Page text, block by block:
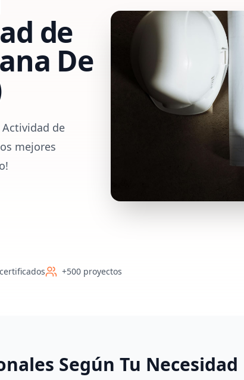
de
De
de
mejores
+500 proyectos
Según Tu Necesidad